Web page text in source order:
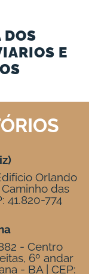
DOS
E
Orlando
das
41.820-774
- Centro
6º andar
- BA | CEP: